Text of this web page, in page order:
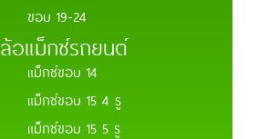
ขอบ 19-24
ล้อแม็กซ์รถยนต์
แม็กซ์ขอบ 14
แม็กซ์ขอบ 15 4 รู
แม็กซ์ขอบ 15 5 รู